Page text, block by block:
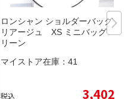
ロンシャン ショルダーバッグ プ
リアージュ XS ミニバッグ グ
リーン
マイストア在庫： 41
税込 3,402